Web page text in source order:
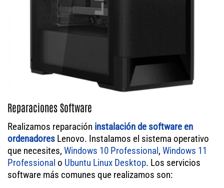
Reparaciones Software
Realizamos reparación instalación de software en
ordenadores Lenovo. Instalamos el sistema operativo
que necesites, Windows 10 Professional, Windows 11
Professional o Ubuntu Linux Desktop. Los servicios
software más comunes que realizamos son: